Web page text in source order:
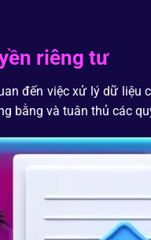
riêng tư
đến việc xử lý dữ
bằng và tuân thủ các